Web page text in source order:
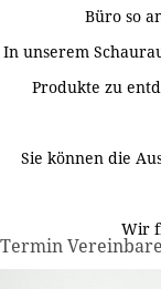
Büro so
In unserem
Produkte zu
Sie können die
Wir
Termin